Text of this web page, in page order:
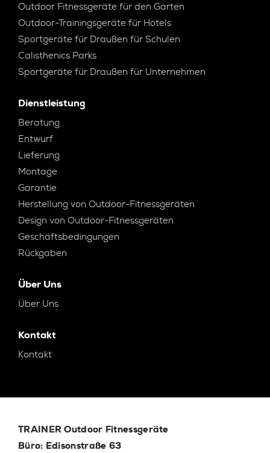
Outdoor Fitnessgeräte für den Garten
Outdoor-Trainingsgeräte für Hotels
Sportgeräte für Draußen für Schulen
Calisthenics Parks
Sportgeräte für Draußen für Unternehmen
Dienstleistung
Beratung
Entwurf
Lieferung
Montage
Garantie
Herstellung von Outdoor-Fitnessgeräten
Design von Outdoor-Fitnessgeräten
Geschäftsbedingungen
Rückgaben
Über Uns
Über Uns
Kontakt
Kontakt
TRAINER Outdoor Fitnessgeräte
Büro: Edisonstraße 63